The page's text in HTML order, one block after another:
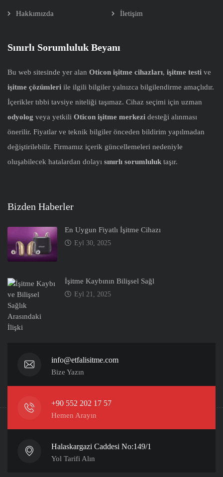
Hakkımızda İletişim
Sınırlı Sorumluluk Beyanı
Bu web sitesinde yer alan Oticon işitme cihazları, işitme testi ve
işitme çözümleri ile ilgili bilgiler yalnızca bilgilendirme amaçlıdır.
İçerikler tıbbi tavsiye niteliği taşımaz. Cihaz seçimi için uzman
odyolog veya yetkili Oticon işitme merkezi desteği alınması
önerilir. Fiyatlar ve teknik bilgiler önceden bildirim yapılmadan
değiştirilebilir. Firmamız içerik güncellemeleri nedeniyle
oluşabilecek hatalardan dolayı sınırlı sorumluluk taşır.
Bizden Haberler
En Uygun Fiyatlı İşitme Cihazı
Eyl 30, 2025
İşitme Kaybının Bilişsel Sağl
Eyl 21, 2025
info@etfalisitme.com
Bize Yazın
+90 552 202 17 57
Hemen Arayın
Halaskargazi Caddesi No:149/1
Yol Tarifi Alın